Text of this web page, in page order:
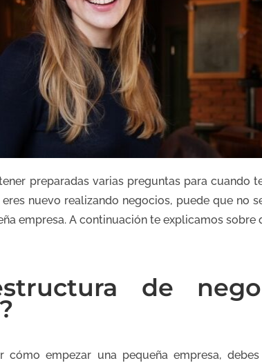
preparadas varias preguntas para cuando
nuevo realizando negocios, puede que no
empresa. A continuación te explicamos sobre
de
cómo empezar una pequeña empresa,